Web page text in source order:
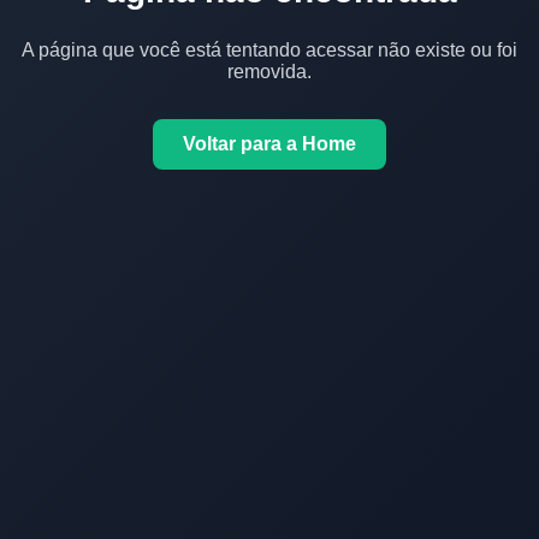
A página que você está tentando acessar não existe ou foi
removida.
Voltar para a Home